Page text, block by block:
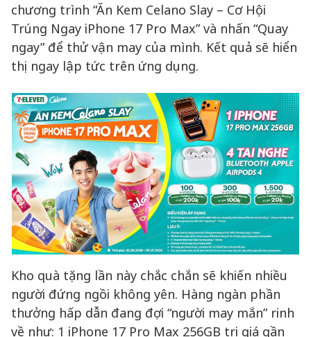
chương trình “Ăn Kem Celano Slay – Cơ Hội
Trúng Ngay iPhone 17 Pro Max” và nhấn “Quay
ngay” để thử vận may của mình. Kết quả sẽ hiển
thị ngay lập tức trên ứng dụng.
Kho quà tặng lần này chắc chắn sẽ khiến nhiều
người đứng ngồi không yên. Hàng ngàn phần
thưởng hấp dẫn đang đợi “người may mắn” rinh
về như: 1 iPhone 17 Pro Max 256GB trị giá gần